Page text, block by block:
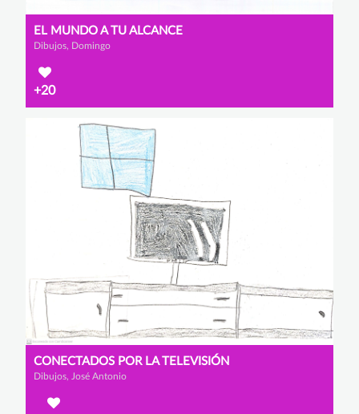
EL MUNDO A TU ALCANCE
Dibujos, Domingo
+20
CONECTADOS POR LA TELEVISIÓN
Dibujos, José Antonio